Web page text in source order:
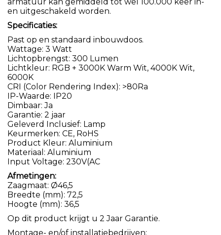
en uitgeschakeld worden.
Specificaties:
Past op en standaard inbouwdoos.
Wattage: 3 Watt
Lichtopbrengst: 300 Lumen
Lichtkleur: RGB + 3000K Warm Wit, 4000K Wit,
6000K
CRI (Color Rendering Index): >80Ra
IP-Waarde: IP20
Dimbaar: Ja
Garantie: 2 jaar
Geleverd Inclusief: Lamp
Keurmerken: CE, RoHS
Product Kleur: Aluminium
Materiaal: Aluminium
Input Voltage: 230V(AC
Afmetingen:
Zaagmaat: Ø46,5
Breedte (mm): 72,5
Hoogte (mm): 36,5
Op dit product krijgt u 2 Jaar Garantie.
Montage- en/of installatiebedrijven: